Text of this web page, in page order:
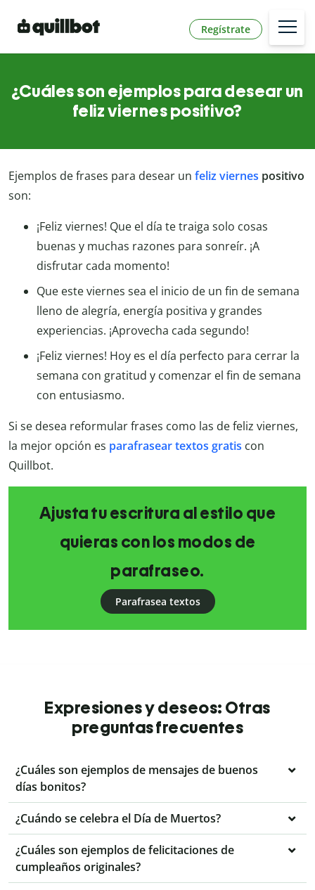
Regístrate
¿Cuáles son ejemplos para desear un
feliz viernes positivo?
Ejemplos de frases para desear un feliz viernes positivo
son:
¡Feliz viernes! Que el día te traiga solo cosas
buenas y muchas razones para sonreír. ¡A
disfrutar cada momento!
Que este viernes sea el inicio de un fin de semana
lleno de alegría, energía positiva y grandes
experiencias. ¡Aprovecha cada segundo!
¡Feliz viernes! Hoy es el día perfecto para cerrar la
semana con gratitud y comenzar el fin de semana
con entusiasmo.
Si se desea reformular frases como las de feliz viernes,
la mejor opción es parafrasear textos gratis con
Quillbot.
Ajusta tu escritura al estilo que
quieras con los modos de
parafraseo.
Parafrasea textos
Expresiones y deseos: Otras
preguntas frecuentes
¿Cuáles son ejemplos de mensajes de buenos
días bonitos?
¿Cuándo se celebra el Día de Muertos?
¿Cuáles son ejemplos de felicitaciones de
cumpleaños originales?